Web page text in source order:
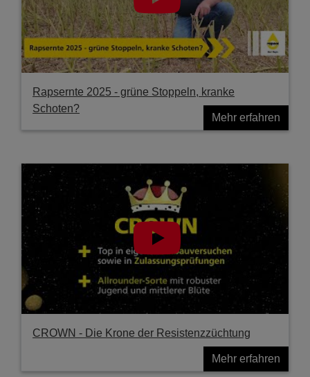
Rapsernte 2025 - grüne Stoppeln, kranke
Schoten?
Mehr erfahren
CROWN - Die Krone der Resistenzzüchtung
Mehr erfahren